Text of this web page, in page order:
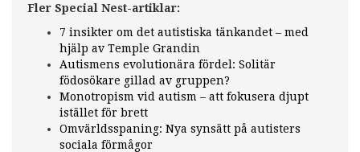
Fler Special Nest-artiklar:
7 insikter om det autistiska tänkandet – med
hjälp av Temple Grandin
Autismens evolutionära fördel: Solitär
födosökare gillad av gruppen?
Monotropism vid autism – att fokusera djupt
istället för brett
Omvärldsspaning: Nya synsätt på autisters
sociala förmågor